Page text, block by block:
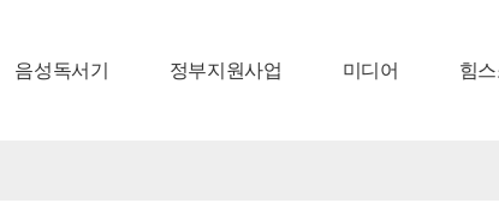
음성독서기 정부지원사업 미디어 힘